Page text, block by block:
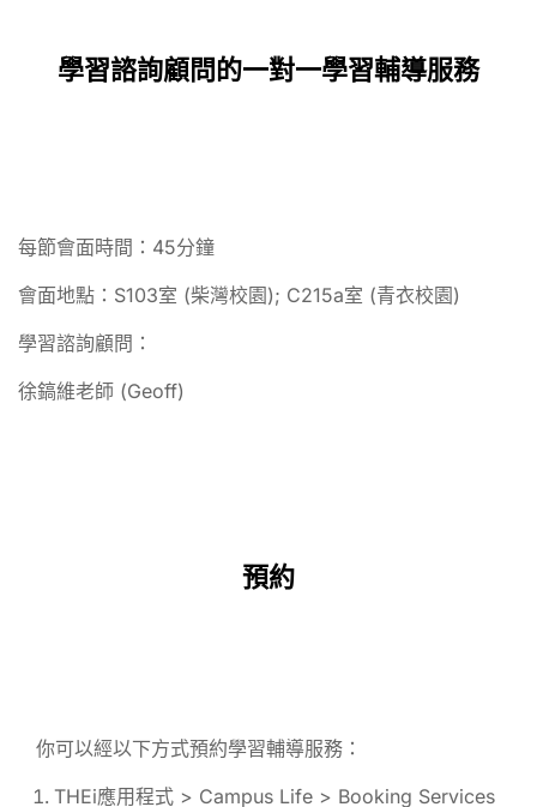
學習諮詢顧問的一對一學習輔導服務
每節會面時間：45分鐘
會面地點：S103室 (柴灣校園); C215a室 (青衣校園)
學習諮詢顧問：
徐鎬維老師 (Geoff)
預約
你可以經以下方式預約學習輔導服務：
THEi應用程式 > Campus Life > Booking Services